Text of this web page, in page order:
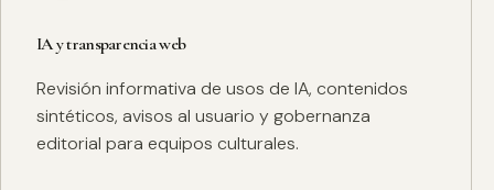
IA y transparencia web
Revisión informativa de usos de IA, contenidos
sintéticos, avisos al usuario y gobernanza
editorial para equipos culturales.